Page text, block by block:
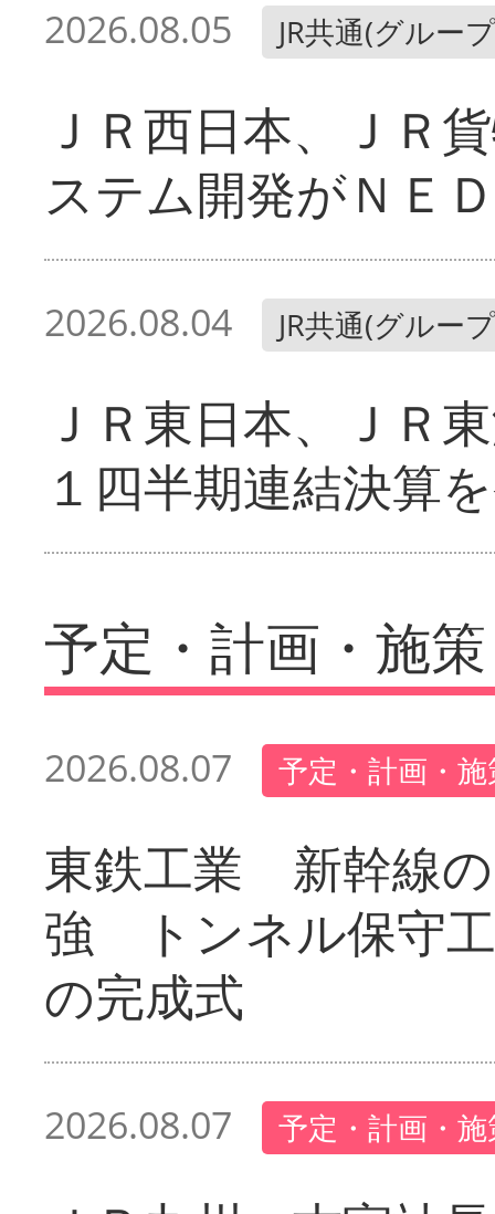
2026.08.05 JR共通(グルー
ＪＲ西日本、ＪＲ
ステム開発がＮＥ
2026.08.04 JR共通(グルー
ＪＲ東日本、ＪＲ
１四半期連結決算
予定・計画・施策
2026.08.07 予定・計画・
東鉄工業 新幹線
強 トンネル保守
の完成式
2026.08.07 予定・計画・